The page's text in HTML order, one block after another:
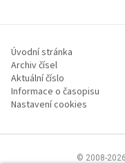
Úvodní stránka
Archiv čísel
Aktuální číslo
Informace o časopisu
Nastavení cookies
© 2008-